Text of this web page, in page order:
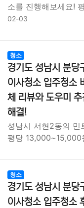
소를 진행해보세요!
02-03
청소
경기도 성남시 분당
이사청소 입주청소
체 리뷰와 도우미
해결!
성남시 서현2동의 민
평당
청소
경기도 성남시 분당
이사청소 입주청소